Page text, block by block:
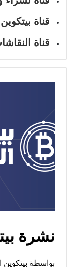
قناة
قناة